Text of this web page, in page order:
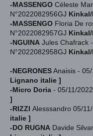
-MASSENGO Céleste
N°2022082956GJ
-MASSENGO Floria De
N°2022082957GJ
-NGUINA Jules Chafrack
N°2022082958GJ
-NEGRONESAnaisis -
Lignano italie ]
-Micro Doria - 05/11/
]
-RIZZI Alesssandro 05/
italie ]
-DO RUGNA Davide